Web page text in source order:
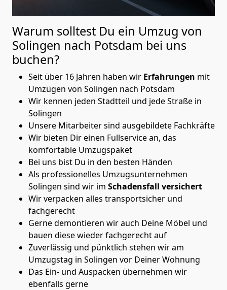
Warum solltest Du ein Umzug von
Solingen nach Potsdam bei uns
buchen?
Seit über 16 Jahren haben wir Erfahrungen mit
Umzügen von Solingen nach Potsdam
Wir kennen jeden Stadtteil und jede Straße in
Solingen
Unsere Mitarbeiter sind ausgebildete Fachkräfte
Wir bieten Dir einen Fullservice an, das
komfortable Umzugspaket
Bei uns bist Du in den besten Händen
Als professionelles Umzugsunternehmen
Solingen sind wir im Schadensfall versichert
Wir verpacken alles transportsicher und
fachgerecht
Gerne demontieren wir auch Deine Möbel und
bauen diese wieder fachgerecht auf
Zuverlässig und pünktlich stehen wir am
Umzugstag in Solingen vor Deiner Wohnung
Das Ein- und Auspacken übernehmen wir
ebenfalls gerne